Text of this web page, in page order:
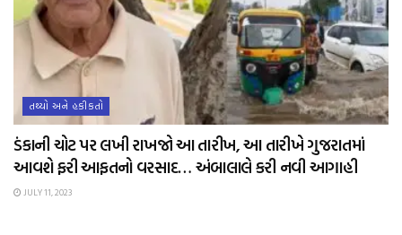
તથ્યો અને હકીકતો
ડંકાની ચોટ પર લખી રાખજો આ તારીખ, આ તારીખે ગુજરાતમાં
આવશે ફરી આફતનો વરસાદ… અંબાલાલે કરી નવી આગાહી
JULY 11, 2023